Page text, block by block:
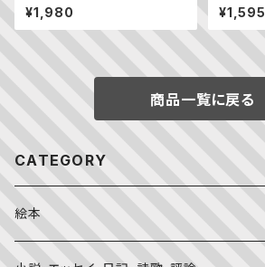
¥1,980 ¥1,595
商品一覧に戻る
CATEGORY
絵本